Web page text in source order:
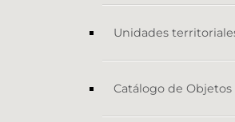
Unidades
Catálogo de Objetos